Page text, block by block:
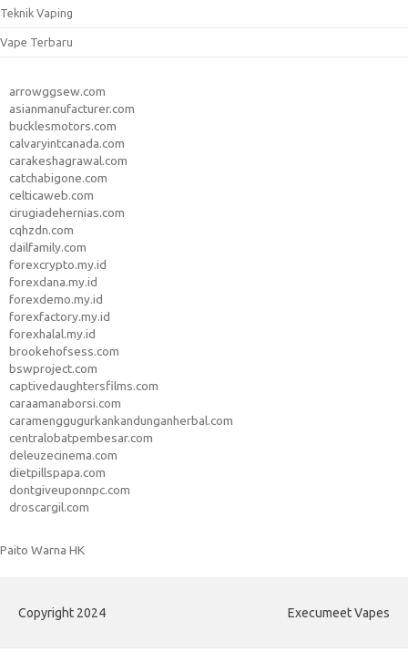
Teknik Vaping
Vape Terbaru
arrowggsew.com
asianmanufacturer.com
bucklesmotors.com
calvaryintcanada.com
carakeshagrawal.com
catchabigone.com
celticaweb.com
cirugiadehernias.com
cqhzdn.com
dailfamily.com
forexcrypto.my.id
forexdana.my.id
forexdemo.my.id
forexfactory.my.id
forexhalal.my.id
brookehofsess.com
bswproject.com
captivedaughtersfilms.com
caraamanaborsi.com
caramenggugurkankandunganherbal.com
centralobatpembesar.com
deleuzecinema.com
dietpillspapa.com
dontgiveuponnpc.com
droscargil.com
Paito Warna HK
Copyright 2024 Execumeet Vapes